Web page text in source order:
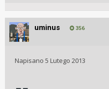
uminus 356
Napisano 5 Lutego 2013